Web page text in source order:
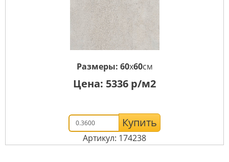
Размеры: 60x60см
Цена: 5336 р/м2
Купить
Артикул: 174238